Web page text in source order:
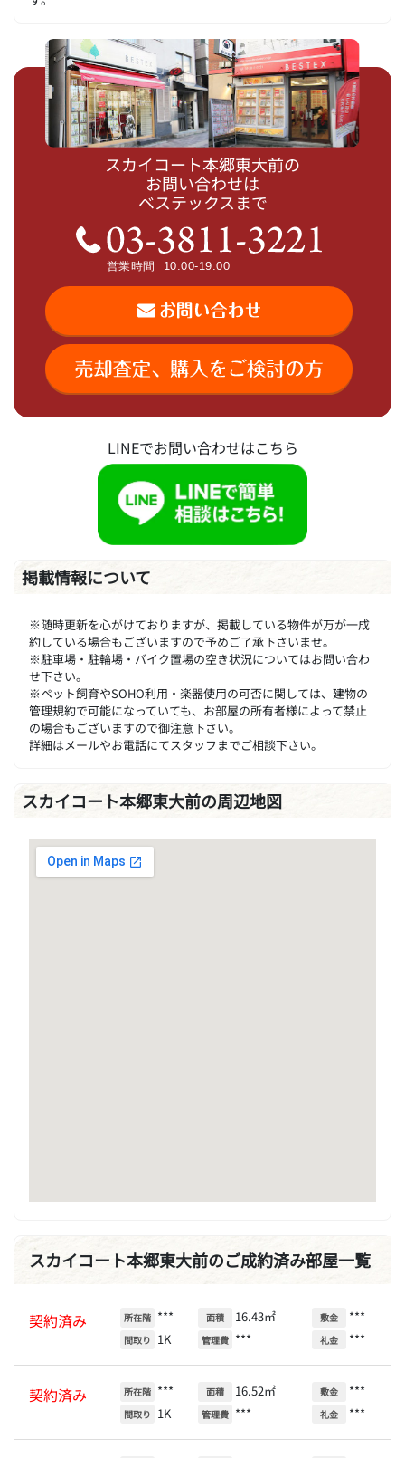
スカイコート本郷東大前の
お問い合わせは
ベステックスまで
LINEでお問い合わせはこちら
掲載情報について
※随時更新を心がけておりますが、掲載している物件が万が一成
約している場合もございますので予めご了承下さいませ。
※駐車場・駐輪場・バイク置場の空き状況についてはお問い合わ
せ下さい。
※ペット飼育やSOHO利用・楽器使用の可否に関しては、建物の
管理規約で可能になっていても、お部屋の所有者様によって禁止
の場合もございますので御注意下さい。
詳細はメールやお電話にてスタッフまでご相談下さい。
スカイコート本郷東大前の周辺地図
スカイコート本郷東大前のご成約済み部屋一覧
契約済み 所在階 ***
間取り 1K
面積 16.43㎡
管理費 ***
敷金 ***
礼金 ***
契約済み 所在階 ***
間取り 1K
面積 16.52㎡
管理費 ***
敷金 ***
礼金 ***